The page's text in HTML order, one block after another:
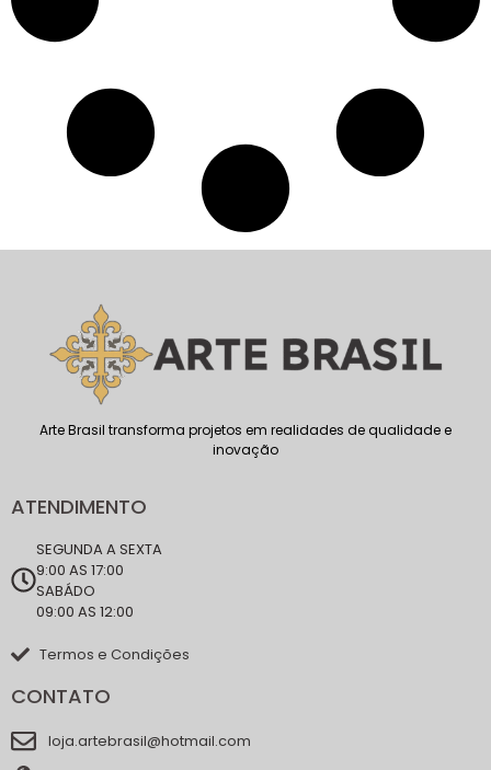
Arte Brasil transforma projetos em realidades de qualidade e
inovação
ATENDIMENTO
SEGUNDA A SEXTA
9:00 AS 17:00
SABÁDO
09:00 AS 12:00
Termos e Condições
CONTATO
loja.artebrasil@hotmail.com